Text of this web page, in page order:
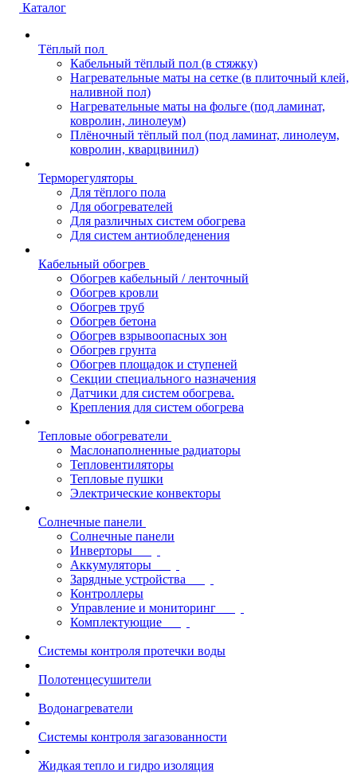
Каталог
Тёплый пол
Кабельный тёплый пол (в стяжку)
Нагревательные маты на сетке (в плиточный клей,
наливной пол)
Нагревательные маты на фольге (под ламинат,
ковролин, линолеум)
Плёночный тёплый пол (под ламинат, линолеум,
ковролин, кварцвинил)
Терморегуляторы
Для тёплого пола
Для обогревателей
Для различных систем обогрева
Для систем антиобледенения
Кабельный обогрев
Обогрев кабельный / ленточный
Обогрев кровли
Обогрев труб
Обогрев бетона
Обогрев взрывоопасных зон
Обогрев грунта
Обогрев площадок и ступеней
Секции специального назначения
Датчики для систем обогрева.
Крепления для систем обогрева
Тепловые обогреватели
Маслонаполненные радиаторы
Тепловентиляторы
Тепловые пушки
Электрические конвекторы
Солнечные панели
Солнечные панели
Инверторы
Аккумуляторы
Зарядные устройства
Контроллеры
Управление и мониторинг
Комплектующие
Системы контроля протечки воды
Полотенцесушители
Водонагреватели
Системы контроля загазованности
Жидкая тепло и гидро изоляция